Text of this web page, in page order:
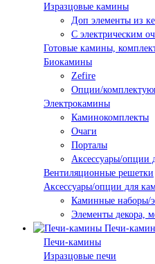
Изразцовые камины
Доп элементы из
С электрическим
Готовые камины,
Биокамины
Zefire
Опции/
Электрокамины
Каминокомплекты
Очаги
Порталы
Аксессуары/опции
Вентиляционные решетки
Аксессуары/опции для
Каминные наборы/
Элементы декора,
Печи-
Печи-камины
Изразцовые печи